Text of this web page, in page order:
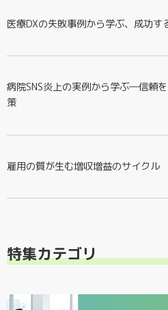
医療DXの失敗事例から学ぶ、成功
病院SNS炎上の実例から学ぶ―信頼
策
雇用の質が生む増収増益のサイクル
特集カテゴリ